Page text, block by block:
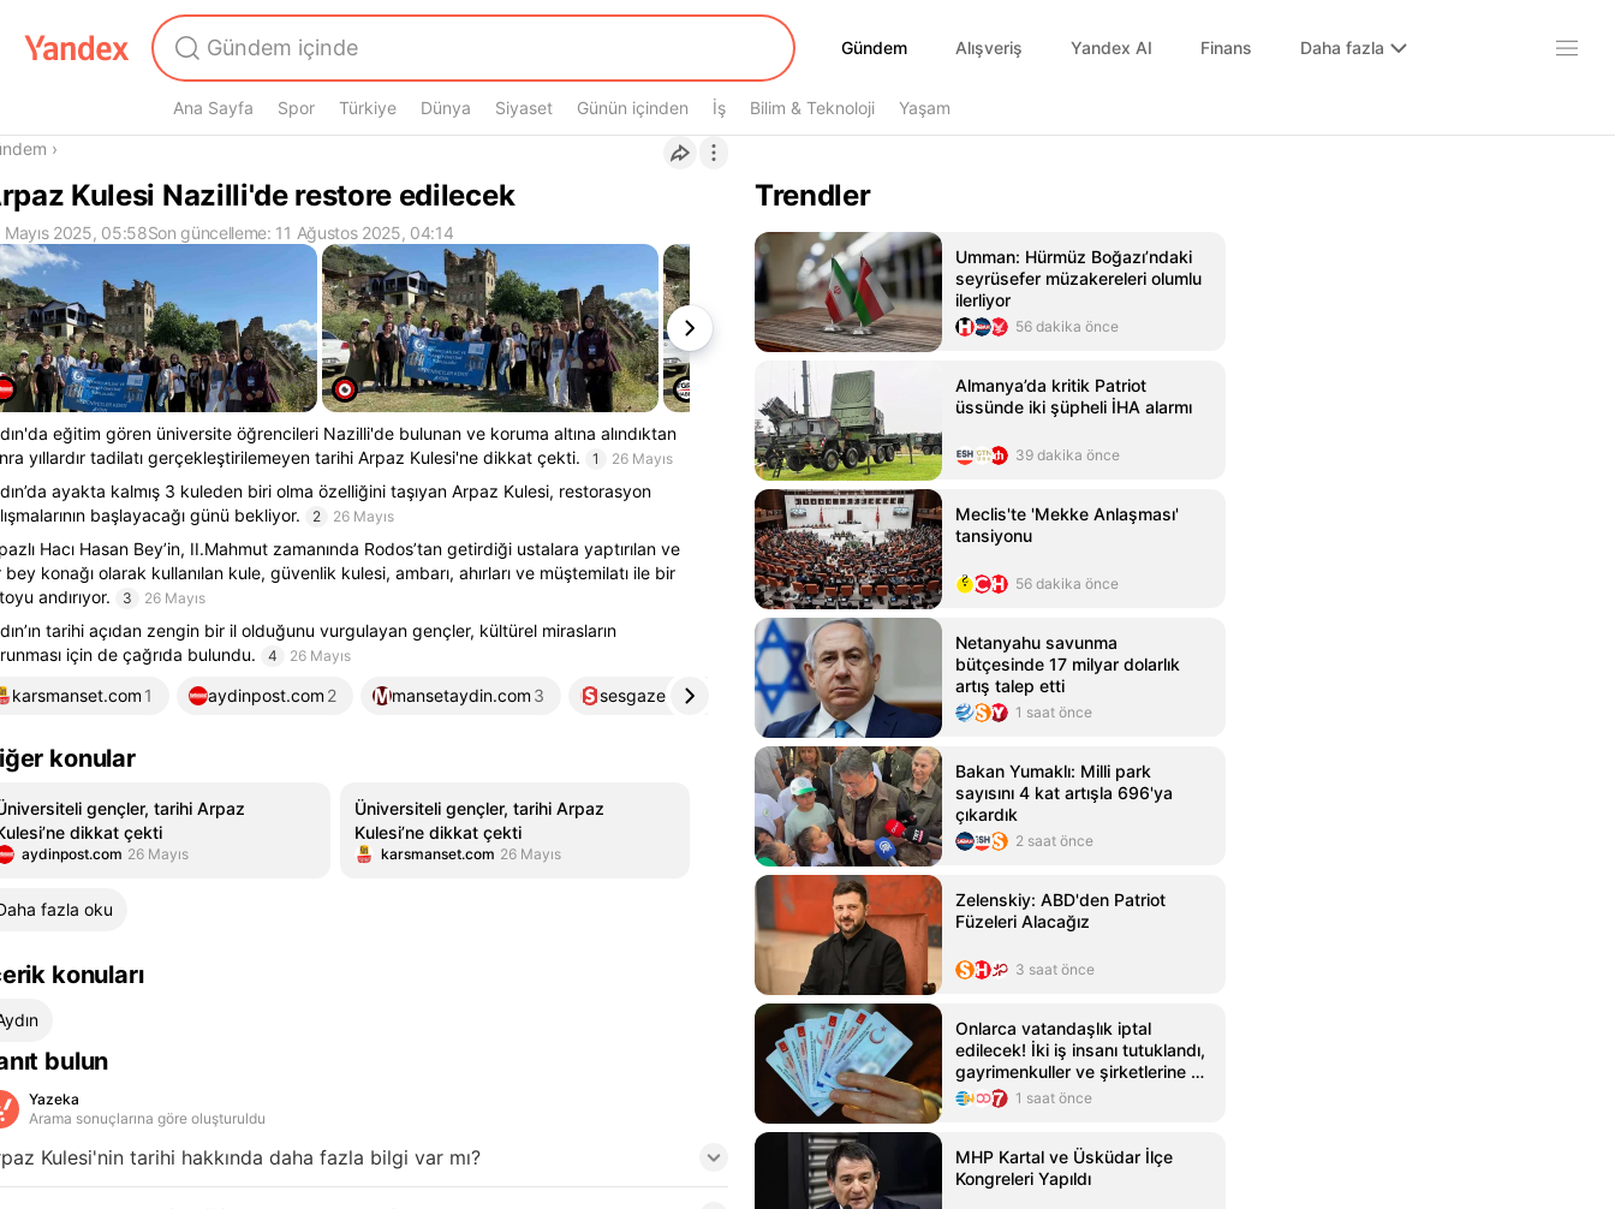
Gündem
Gündem Alışveriş Yandex AI Finans Daha fazla
Ana Sayfa Spor Türkiye Dünya Siyaset Günün içinden İş Bilim & Teknoloji Yaşam
›
Kulesi Nazilli'de restore edilecek
Mayıs 2025, 05:58Son güncelleme: 11 Ağustos 2025, 04:14
eğitim gören üniversite öğrencileri Nazilli'de bulunan ve koruma altına alındıktan
yıllardır tadilatı gerçekleştirilemeyen tarihi Arpaz Kulesi'ne dikkat çekti.
1 26 Mayıs
ayakta kalmış 3 kuleden biri olma özelliğini taşıyan Arpaz Kulesi, restorasyon
başlayacağı günü bekliyor.
2 26 Mayıs
Hacı Hasan Bey’in, II.Mahmut zamanında Rodos’tan getirdiği ustalara yaptırılan ve
bey konağı olarak kullanılan kule, güvenlik kulesi, ambarı, ahırları ve müştemilatı ile bir
andırıyor.
3 26 Mayıs
tarihi açıdan zengin bir il olduğunu vurgulayan gençler, kültürel mirasların
için de çağrıda bulundu.
4 26 Mayıs
karsmanset.com 1 aydinpost.com 2 mansetaydin.com 3 sesgazetesi.com.tr 4
konular
gençler, tarihi Arpaz
dikkat çekti
aydinpost.com 26 Mayıs
Üniversiteli gençler, tarihi Arpaz
Kulesi’ne dikkat çekti
karsmanset.com 26 Mayıs
fazla oku
konuları
bulun
Yazeka
Arama sonuçlarına göre oluşturuldu
Kulesi'nin tarihi hakkında daha fazla bilgi var mı?
Trendler
Umman: Hürmüz Boğazı’ndaki
seyrüsefer müzakereleri olumlu
ilerliyor
56 dakika önce
Almanya’da kritik Patriot
üssünde iki şüpheli İHA alarmı
39 dakika önce
Meclis'te 'Mekke Anlaşması'
tansiyonu
56 dakika önce
Netanyahu savunma
bütçesinde 17 milyar dolarlık
artış talep etti
1 saat önce
Bakan Yumaklı: Milli park
sayısını 4 kat artışla 696'ya
çıkardık
2 saat önce
Zelenskiy: ABD'den Patriot
Füzeleri Alacağız
3 saat önce
Onlarca vatandaşlık iptal
edilecek! İki iş insanı tutuklandı,
gayrimenkuller ve şirketlerine el
konuldu1 saat önce
MHP Kartal ve Üsküdar İlçe
Kongreleri Yapıldı